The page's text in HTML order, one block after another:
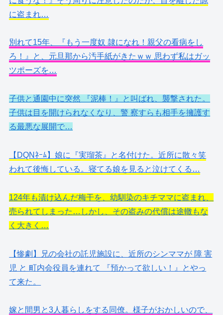
に盗まれ…
別れて15年、『もう一度奴 隷になれ！親父の看病をし
ろ！』と、元旦那から汚手紙がきたｗｗ 思わず私はガッ
ツポーズを…
子供と通園中に突然 『泥棒！』と叫ばれ、襲撃された。
子供は目を開けられなくなり、警 察すらも相手を擁護す
る最悪な展開で…
【DQNﾈｰﾑ】娘に『実瑠茶』と名付けた。近所に散々笑
われて後悔している。寝てる娘を見ると泣けてくる…
124年も漬け込んだ梅干を、幼馴染のキチママに盗まれ、
売られてしまった…しかし、その盗みの代償は途轍もな
く大きく…
【惨劇】兄の会社の託児施設に、近所のシンママが 障 害
児 と 町内会役員を連れて 『預かって欲しい！』とやっ
て来た。
嫁と間男と3人暮らしをする同僚。様子がおかしいので、